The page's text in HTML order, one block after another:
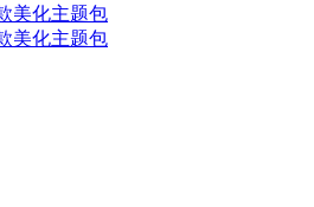
美化主题包
美化主题包